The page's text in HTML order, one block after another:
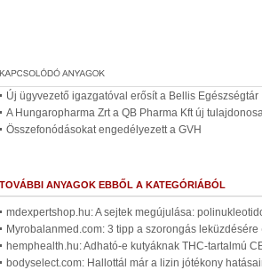
Új ügyvezető igazgatóval erősít a Bellis Egészségtár
A Hungaropharma Zrt a QB Pharma Kft új
Összefonódásokat engedélyezett a GVH
TOVÁBBI ANYAGOK EBBŐL A KATEGÓRIÁBÓL
mdexpertshop.hu: A sejtek megújulása:
Myrobalanmed.com: 3 tipp a szorongás
hemphealth.hu: Adható-e kutyáknak THC-tartalmú
bodyselect.com: Hallottál már a lizin jótékony